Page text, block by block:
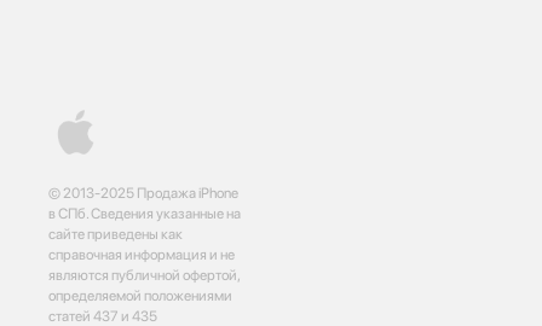
© 2013-2025 Продажа iPhone
в СПб. Сведения указанные на
сайте приведены как
справочная информация и не
являются публичной офертой,
определяемой положениями
статей 437 и 435